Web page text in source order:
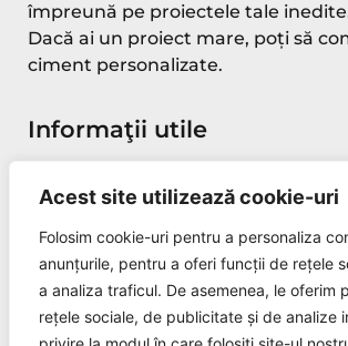
Acest site utilizează cookie-uri
Folosim cookie-uri pentru a personaliza
anunțurile, pentru a oferi funcții de rețele
a analiza traficul. De asemenea, le oferim
rețele sociale, de publicitate și de analize
împreună pe proiectele tale
Dacă ai un proiect mare, poți să
ciment personalizate.
Informaţii utile
Politica de confidentialitate
ANPC
Termeni si conditii